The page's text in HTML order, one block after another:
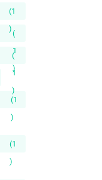
(1
)
(
1
)
(
1
)
(1
)
(1
)